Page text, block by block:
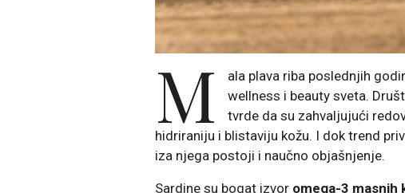
M
ala plava riba poslednjih
wellness i beauty sveta.
tvrde da su zahvaljujući
hidriraniju i blistaviju kožu. I dok trend
iza njega postoji i naučno objašnjenje.
Sardine su bogat izvor omega-3 masnih